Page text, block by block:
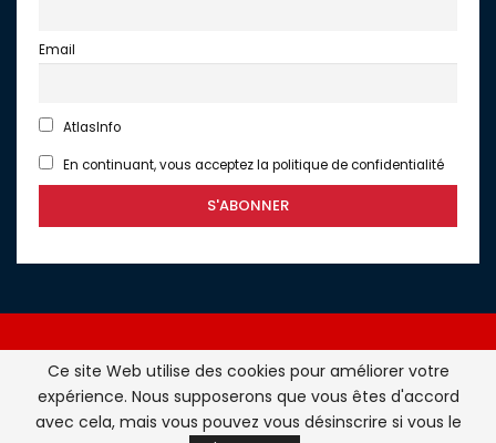
Email
AtlasInfo
En continuant, vous acceptez la politique de confidentialité
Atlasinfo.fr : l'essentiel de l'actualité de la France et du
Maghreb © Tous Droits Réservés - Atlasinfo- 2026
Ce site Web utilise des cookies pour améliorer votre
expérience. Nous supposerons que vous êtes d'accord
avec cela, mais vous pouvez vous désinscrire si vous le